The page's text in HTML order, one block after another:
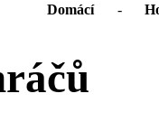
Domácí -